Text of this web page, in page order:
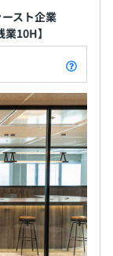
スト企業
10H】